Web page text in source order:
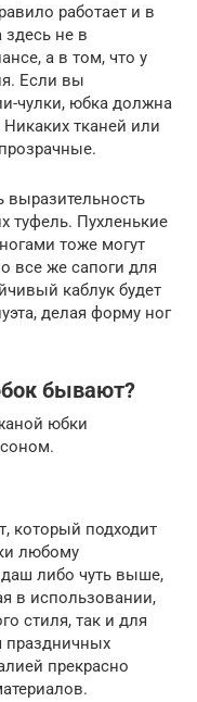
работает и в
не в
а в том, что у
Если вы
чулки, юбка должна
тканей или
выразительность
туфель. Пухленькие
тоже могут
все же сапоги для
каблук будет
делая форму ног
бывают?
юбки
который подходит
любому
либо чуть выше,
в использовании,
стиля, так и для
праздничных
прекрасно